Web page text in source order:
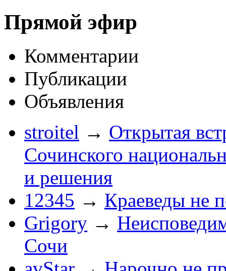
Прямой эфир
Комментарии
Публикации
Объявления
stroitel → Открытая
Сочинского
и решения
12345 → Краеведы не
Grigory →
Сочи